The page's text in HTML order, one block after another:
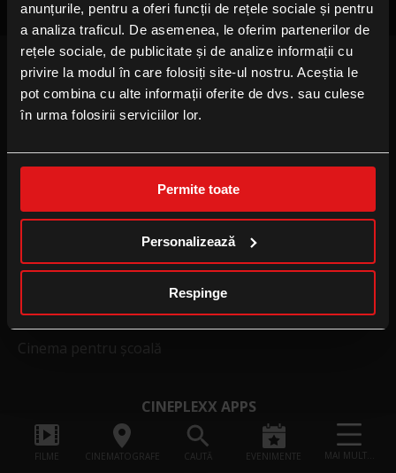
anunțurile, pentru a oferi funcții de rețele sociale și pentru
a analiza traficul. De asemenea, le oferim partenerilor de
rețele sociale, de publicitate și de analize informații cu
privire la modul în care folosiți site-ul nostru. Aceștia le
pot combina cu alte informații oferite de dvs. sau culese
în urma folosirii serviciilor lor.
Permite toate
Personalizează
Respinge
FOLLOW US
Facebook
YouTube
B2B
Publicitate la cinema
Cinema pentru școală
CINEPLEXX APPS
FILME CINEMATOGRAFE CAUTĂ EVENIMENTE MAI MULT...